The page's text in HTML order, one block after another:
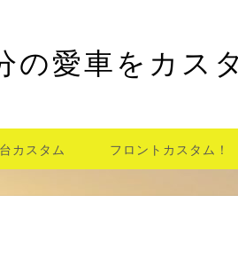
の愛車をカス
カスタム フロントカスタム！